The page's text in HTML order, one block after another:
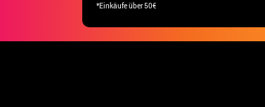
*Einkäufe über 50€